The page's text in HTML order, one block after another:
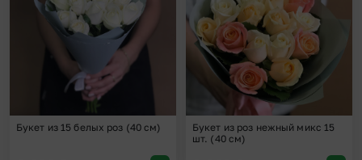
Букет из 15 белых роз (40 см)
Букет из роз нежный микс 15
шт. (40 см)